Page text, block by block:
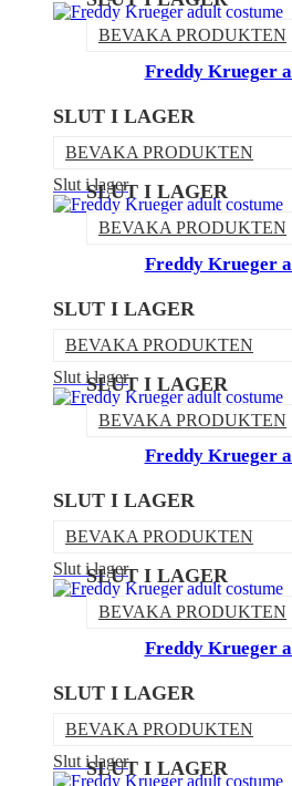
BEVAKA PRODUKTEN
Freddy Krueger
SLUT I LAGER
BEVAKA PRODUKTEN
Slut i lager
SLUT I LAGER
BEVAKA PRODUKTEN
Freddy Krueger
SLUT I LAGER
BEVAKA PRODUKTEN
Slut i lager
SLUT I LAGER
BEVAKA PRODUKTEN
Freddy Krueger
SLUT I LAGER
BEVAKA PRODUKTEN
Slut i lager
SLUT I LAGER
BEVAKA PRODUKTEN
Freddy Krueger
SLUT I LAGER
BEVAKA PRODUKTEN
Slut i lager
SLUT I LAGER